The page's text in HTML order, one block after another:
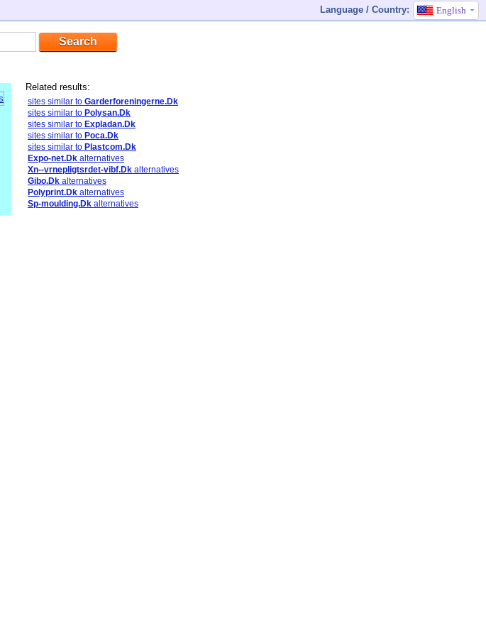
Language / Country: English
Related results:
sites similar to Garderforeningerne.Dk
sites similar to Polysan.Dk
sites similar to Expladan.Dk
sites similar to Poca.Dk
sites similar to Plastcom.Dk
Expo-net.Dk alternatives
Xn--vrnepligtsrdet-vibf.Dk alternatives
Gibo.Dk alternatives
Polyprint.Dk alternatives
Sp-moulding.Dk alternatives